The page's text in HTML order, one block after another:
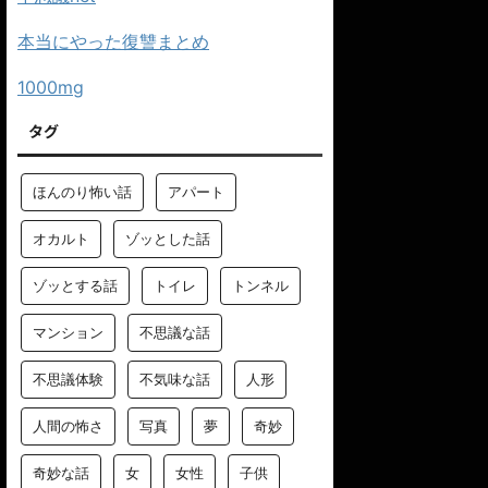
本当にやった復讐まとめ
1000mg
タグ
ほんのり怖い話 アパート
オカルト ゾッとした話
ゾッとする話 トイレ トンネル
マンション 不思議な話
不思議体験 不気味な話 人形
人間の怖さ 写真 夢 奇妙
奇妙な話 女 女性 子供